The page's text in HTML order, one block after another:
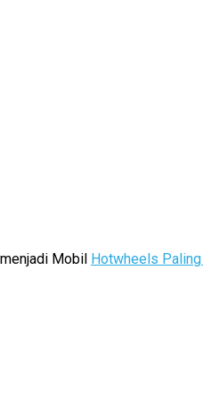
Mobil Hotwheels